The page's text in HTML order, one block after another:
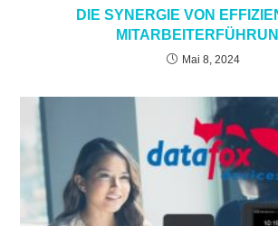
DIE SYNERGIE VON
Mai 8, 2024